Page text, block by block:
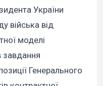
України
війська від
моделі
завдання
Генерального